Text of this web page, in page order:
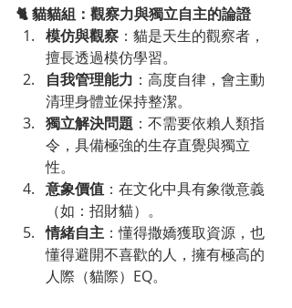
🐈 貓貓組：觀察力與獨立自主的論證
模仿與觀察 ：貓是天生的觀察者，
擅長透過模仿學習。
自我管理能力 ：高度自律，會主動
清理身體並保持整潔。
獨立解決問題 ：不需要依賴人類指
令，具備極強的生存直覺與獨立
性。
意象價值 ：在文化中具有象徵意義
（如：招財貓）。
情緒自主 ：懂得撒嬌獲取資源，也
懂得避開不喜歡的人，擁有極高的
人際（貓際）EQ。